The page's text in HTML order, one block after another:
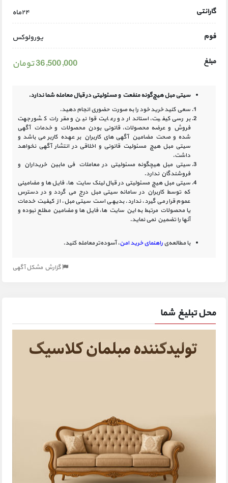
گارانتی ۲۴ماه
فوم یورولوکس
مبلغ 36,500,000 تومان
سیتی مبل هیچ‌گونه منفعت و مسئولیتی درقبال معامله شما ندارد.
سعی کنید خرید خود را به صورت حضوری انجام دهید.
بررسی کیفیت، استاندارد و رعایت قوانین و مقررات کشور جهت
فروش و عرضه محصولات، قانونی بودن محصولات و خدمات آگهی
شده و صحت مضامین آگهی‏ های کاربران بر عهده کاربر می باشد و
سیتی مبل هیچ مسئولیت قانونی و اخلاقی در انتشار آگهی نخواهد
داشت.
سیتی مبل هیچگونه مسئولیتی در معاملات فی مابین خریداران و
فروشندگان ندارد.
سیتی مبل هیچ مسئولیتی در قبال لینک‏ سایت ‏ها، فایل ‏ها و مضامینی
که توسط کاربران در سامانه‏ سیتی مبل درج می گردد و در دسترس
عموم قرار می گیرد، ندارد. بدیهی است سیتی مبل، از کیفیت خدمات
یا محصولات مرتبط به این سایت‏ ها، فایل ها و مضامین مطلع نبوده و
آنها را تضمین نمی نماید.
با مطالعه‌یراهنمای خرید امن، آسوده‌تر معامله کنید.
گزارش مشکل آگهی
محل تبلیغ شما